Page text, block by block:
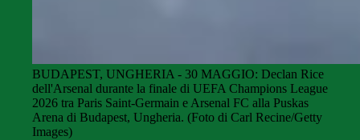
BUDAPEST, UNGHERIA - 30 MAGGIO: Declan Rice
dell'Arsenal durante la finale di UEFA Champions League
2026 tra Paris Saint-Germain e Arsenal FC alla Puskas
Arena di Budapest, Ungheria. (Foto di Carl Recine/Getty
Images)